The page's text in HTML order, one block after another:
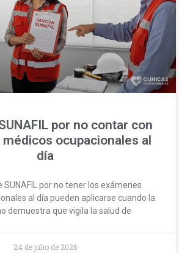
por no contar con
ocupacionales al
día
SUNAFIL por no tener los exámenes
al día pueden aplicarse cuando la
demuestra que vigila la salud de
24 de julio de 2026